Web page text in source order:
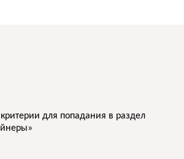
для попадания в раздел